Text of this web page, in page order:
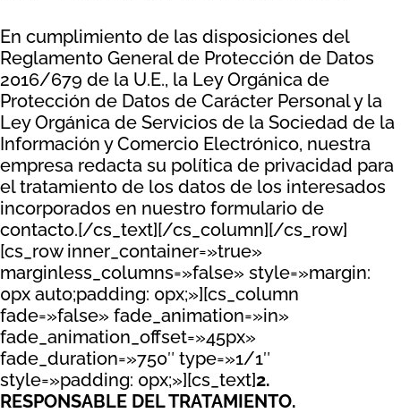
En cumplimiento de las disposiciones del
Reglamento General de Protección de Datos
2016/679 de la U.E., la Ley Orgánica de
Protección de Datos de Carácter Personal y la
Ley Orgánica de Servicios de la Sociedad de la
Información y Comercio Electrónico, nuestra
empresa redacta su política de privacidad para
el tratamiento de los datos de los interesados
incorporados en nuestro formulario de
contacto.[/cs_text][/cs_column][/cs_row]
[cs_row inner_container=»true»
marginless_columns=»false» style=»margin:
0px auto;padding: 0px;»][cs_column
fade=»false» fade_animation=»in»
fade_animation_offset=»45px»
fade_duration=»750″ type=»1/1″
style=»padding: 0px;»][cs_text]2.
RESPONSABLE DEL TRATAMIENTO.